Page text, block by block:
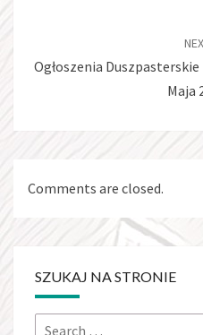
Ogłoszenia
Maja
Comments are closed.
SZUKAJ NA STRONIE
Search